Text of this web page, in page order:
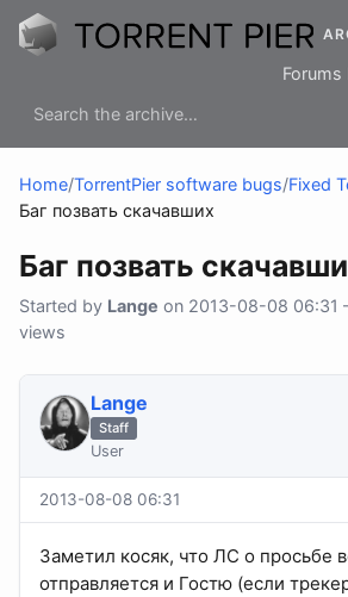
Forums
Home/TorrentPier software bugs/Fixed
Баг позвать скачавших
Баг позвать
Started by Lange on 2013-08-08 06:31
views
Lange
Staff
User
2013-08-08 06:31
Заметил косяк, что ЛС о просьбе
отправляется и Гостю (если